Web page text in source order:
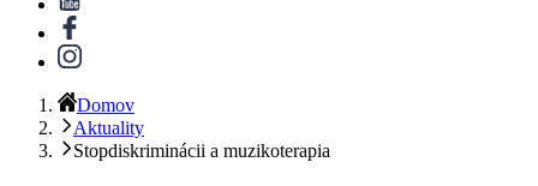
Domov
Aktuality
Stopdiskriminácii a muzikoterapia